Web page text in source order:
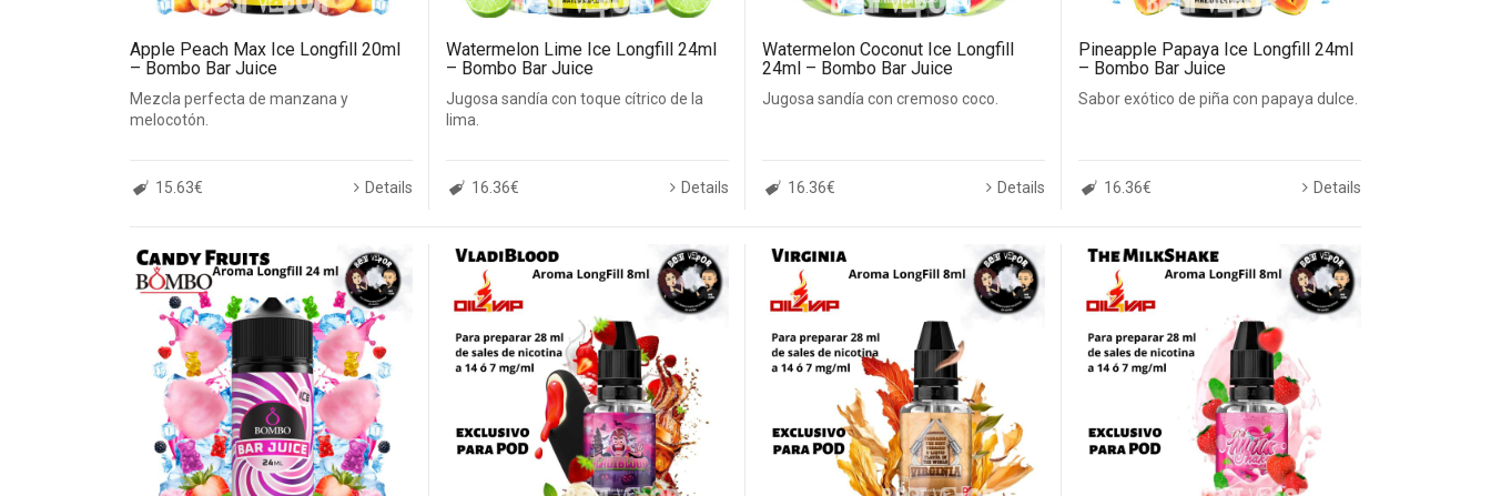
Apple Peach Max Ice Longfill 20ml
– Bombo Bar Juice
Mezcla perfecta de manzana y
melocotón.
15.63€ Details
Watermelon Lime Ice Longfill 24ml
– Bombo Bar Juice
Jugosa sandía con toque cítrico de la
lima.
16.36€ Details
Watermelon Coconut Ice Longfill
24ml – Bombo Bar Juice
Jugosa sandía con cremoso coco.
16.36€ Details
Pineapple Papaya Ice Longfill 24ml
– Bombo Bar Juice
Sabor exótico de piña con papaya dulce.
16.36€ Details